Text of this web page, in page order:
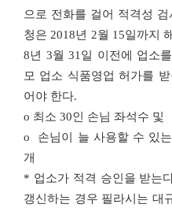
으로 전화를 걸어 적격성
청은 2018년 2월 15일까지
8년 3월 31 일 이전에 업소
모 업소 식품영업 허가를
어야 한다.
o 최소 30인 손님 좌석수 및
o 손님이 늘 사용할 수 있
개
* 업소가 적격 승인을 받는
갱신하는 경우 필라시는 대